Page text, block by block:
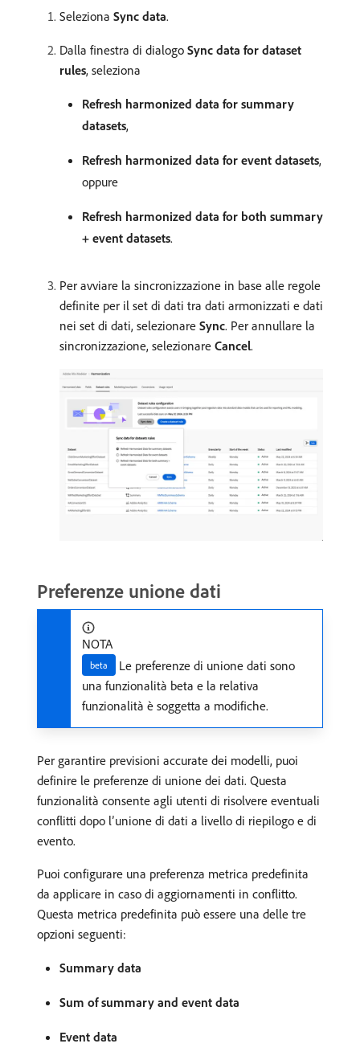
Seleziona Sync data.
Dalla finestra di dialogo Sync data for dataset
rules, seleziona
Refresh harmonized data for summary
datasets,
Refresh harmonized data for event datasets,
oppure
Refresh harmonized data for both summary
+ event datasets.
Per avviare la sincronizzazione in base alle regole
definite per il set di dati tra dati armonizzati e dati
nei set di dati, selezionare Sync. Per annullare la
sincronizzazione, selezionare Cancel.
Preferenze unione dati
NOTA
beta
Le preferenze di unione dati sono
una funzionalità beta e la relativa
funzionalità è soggetta a modifiche.
Per garantire previsioni accurate dei modelli, puoi
definire le preferenze di unione dei dati. Questa
funzionalità consente agli utenti di risolvere eventuali
conflitti dopo l’unione di dati a livello di riepilogo e di
evento.
Puoi configurare una preferenza metrica predefinita
da applicare in caso di aggiornamenti in conflitto.
Questa metrica predefinita può essere una delle tre
opzioni seguenti:
Summary data
Sum of summary and event data
Event data